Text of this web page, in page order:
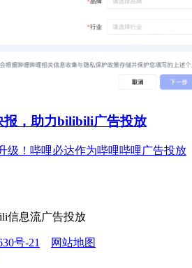
报，助力bilibili广告投放
级！哔哩必达作为哔哩哔哩广告投放
信息流广告投放
号-21
网站地图